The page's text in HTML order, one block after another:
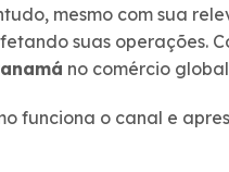
mesmo com sua
suas operações.
no comércio
funciona o canal e